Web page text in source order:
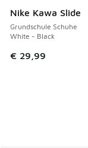
Nike Kawa Slide
Grundschule Schuhe
White - Black
€ 29,99